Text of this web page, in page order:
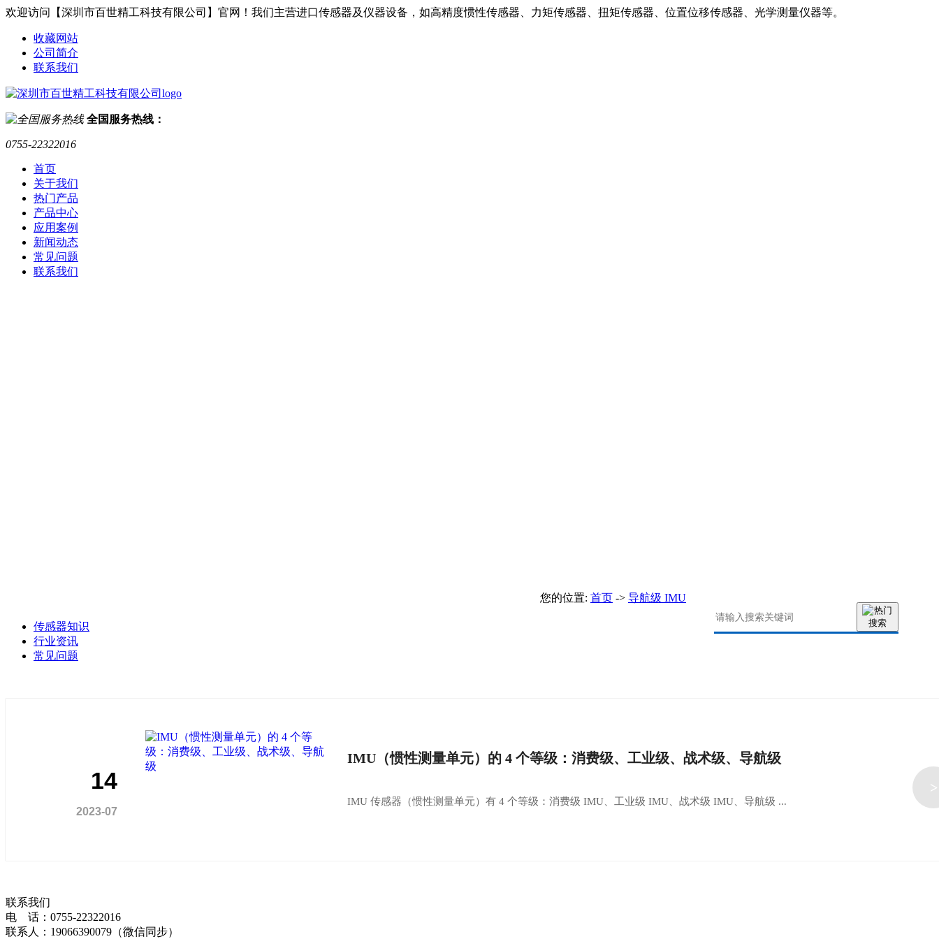
欢迎访问【深圳市百世精工科技有限公司】官网！我们主营进口传感器及仪器设备，如高精度惯性传感器、力矩传感器、扭矩传感器、位置位移传感器、光学测量仪器等。
收藏网站
公司简介
联系我们
全国服务热线：
0755-22322016
首页
关于我们
热门产品
产品中心
应用案例
新闻动态
常见问题
联系我们
您的位置: 首页 -> 导航级 IMU
传感器知识
行业资讯
常见问题
14
2023-07
IMU（惯性测量单元）的 4 个等级：消费级、工业级、战术级、导航级
IMU 传感器（惯性测量单元）有 4 个等级：消费级 IMU、工业级 IMU、战术级 IMU、导航级 ...
>
联系我们
电 话：0755-22322016
联系人：19066390079（微信同步）